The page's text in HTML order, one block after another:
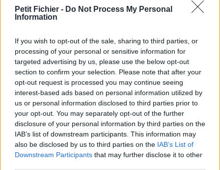
Petit Fichier - Do Not Process My Personal
Information
If you wish to opt-out of the sale, sharing to third parties, or
processing of your personal or sensitive information for
targeted advertising by us, please use the below opt-out
section to confirm your selection. Please note that after your
opt-out request is processed you may continue seeing
interest-based ads based on personal information utilized by
us or personal information disclosed to third parties prior to
your opt-out. You may separately opt-out of the further
disclosure of your personal information by third parties on the
IAB’s list of downstream participants. This information may
also be disclosed by us to third parties on the IAB’s List of
Downstream Participants that may further disclose it to other
Statistiques
La présente page de téléchargement a été vue 727 fois depuis
Page de téléchargement
https://www.petit-fichier.fr/2017/05/02/cours-9-les-grands-
moments-de-l-ethique-medicale/
Copier
Partager le fichier cours 9 Les
grands moments de l'éthique
médicale.docx sur le Web et les
réseaux sociaux: